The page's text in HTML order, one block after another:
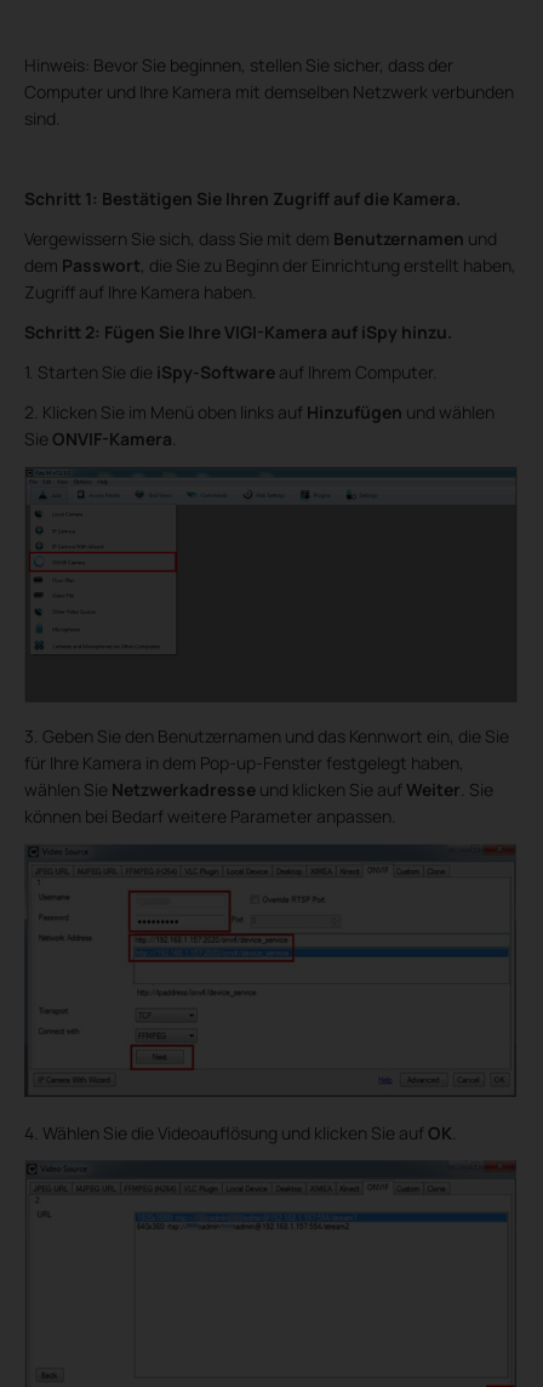
Hinweis: Bevor Sie beginnen, stellen Sie sicher, dass der
Computer und Ihre Kamera mit demselben Netzwerk verbunden
sind.
Schritt 1: Bestätigen Sie Ihren Zugriff auf die Kamera.
Vergewissern Sie sich, dass Sie mit dem Benutzernamen und
dem Passwort , die Sie zu Beginn der Einrichtung erstellt haben,
Zugriff auf Ihre Kamera haben.
Schritt 2: Fügen Sie Ihre VIGI-Kamera auf iSpy hinzu.
1. Starten Sie die iSpy-Software auf Ihrem Computer.
2. Klicken Sie im Menü oben links auf Hinzufügen und wählen
Sie ONVIF-Kamera
3. Geben Sie den Benutzernamen und das Kennwort ein, die Sie
für Ihre Kamera in dem Pop-up-Fenster festgelegt haben,
wählen Sie Netzwerkadresse und klicken Sie auf Weiter. Sie
können bei Bedarf weitere Parameter anpassen.
4. Wählen Sie die Videoauflösung und klicken Sie auf OK.